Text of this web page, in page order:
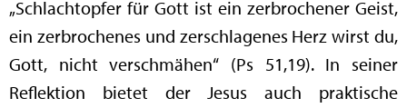
„Schlachtopfer für Gott ist ein zerbrochener Geist,
ein zerbrochenes und zerschlagenes Herz wirst du,
Gott, nicht verschmähen“ (Ps 51,19). In seiner
Reflektion bietet der Jesus auch praktische